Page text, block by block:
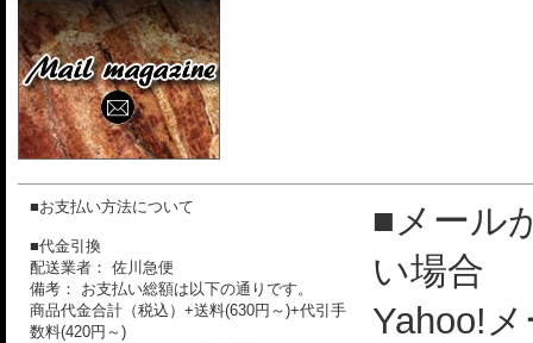
■お支払い方法について
■代金引換
配送業者： 佐川急便
備考： お支払い総額は以下の通りです。
商品代金合計（税込）+送料(630円～)+代引手
数料(420円～)
■メール
い場合
Yahoo!